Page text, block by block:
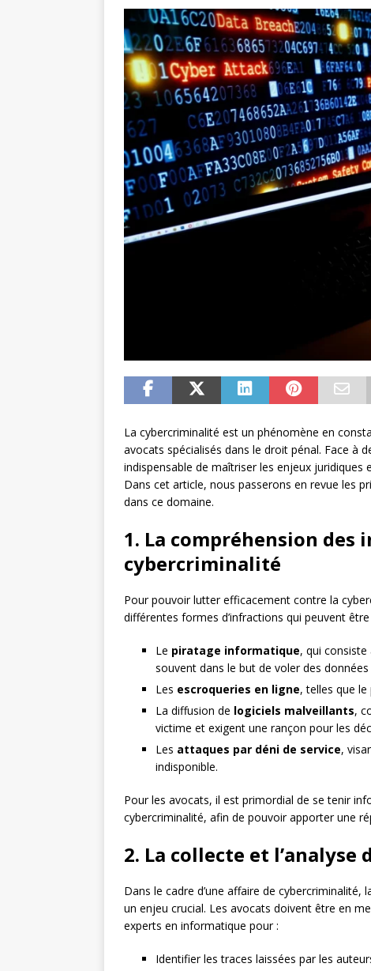
La cybercriminalité est un phénomène en
avocats spécialisés dans le droit pénal. Face à
indispensable de maîtriser les enjeux
Dans cet article, nous passerons en revue les
dans ce domaine.
1. La compréhension des
cybercriminalité
Pour pouvoir lutter efficacement contre la
différentes formes d’infractions qui peuvent
Le piratage informatique, qui
souvent dans le but de voler des
Les escroqueries en ligne, telles que le
La diffusion de logiciels malveillants,
victime et exigent une rançon pour les
Les attaques par déni de service,
indisponible.
Pour les avocats, il est primordial de se tenir
cybercriminalité, afin de pouvoir apporter une
2. La collecte et
Dans le cadre d’une affaire de
un enjeu crucial. Les avocats doivent être en
experts en informatique pour :
Identifier les traces laissées par les